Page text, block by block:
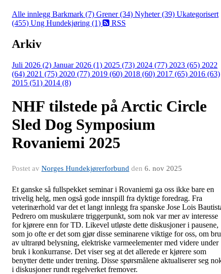
Alle innlegg Barkmark (7) Grener (34) Nyheter (39) Ukategorisert
(455) Ung Hundekjøring (1) RSS
Arkiv
Juli 2026 (2) Januar 2026 (1) 2025 (73) 2024 (77) 2023 (65) 2022
(64) 2021 (75) 2020 (77) 2019 (60) 2018 (60) 2017 (65) 2016 (63)
2015 (51) 2014 (8)
NHF tilstede på Arctic Circle
Sled Dog Symposium
Rovaniemi 2025
Postet av Norges Hundekjørerforbund den 6. nov 2025
Et ganske så fullspekket seminar i Rovaniemi ga oss ikke bare en
trivelig helg, men også gode innspill fra dyktige foredrag. Fra
veterinærhold var det et langt innlegg fra spanske Jose Lois
Pedrero om muskulære triggerpunkt, som nok var mer av interesse
for kjørere enn for TD. Likevel utløste dette diskusjoner i pausene,
som jo ofte er det som gjør disse seminarene viktige for oss, om
av ultrarød belysning, elektriske varmeelementer med videre under
bruk i konkurranse. Det viser seg at det allerede er kjørere som
benytter dette under trening. Disse spørsmålene aktualiserer seg
i diskusjoner rundt regelverket fremover.